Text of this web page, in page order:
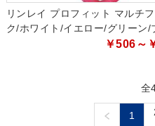
リンレイ プロフィット マルチ
ク/ホワイト/イエロー/グリーン/
￥506～
全
1